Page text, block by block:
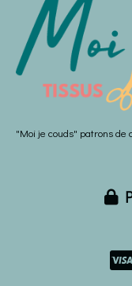
"Moi je couds" patrons de
